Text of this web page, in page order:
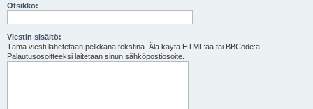
Otsikko:
Viestin sisältö:
Tämä viesti lähetetään pelkkänä tekstinä. Älä käytä HTML:ää tai BBCode:a.
Palautusosoitteeksi laitetaan sinun sähköpostiosoite.